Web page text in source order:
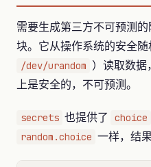
需要生成第三方不可预测
块。它从操作系统的安全随
/dev/urandom ）读取数据
上是安全的，不可预测。
secrets 也提供了 choice
random.choice 一样，结